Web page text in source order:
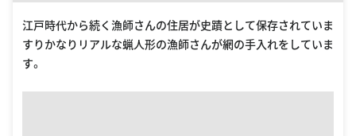
江戸時代から続く漁師さんの住居が史蹟として保存されていま
すりかなりリアルな蝋人形の漁師さんが網の手入れをしていま
す。